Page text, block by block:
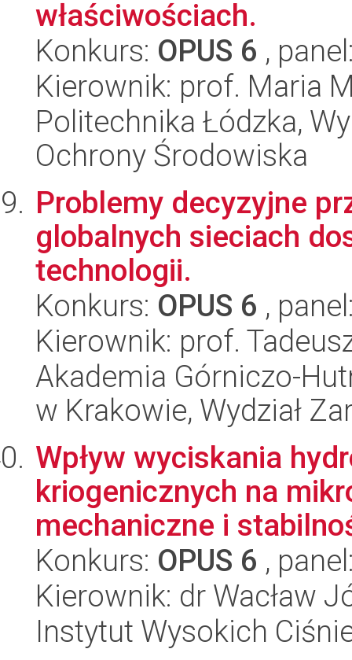
właściwościach.
Konkurs: OPUS 6 ,
Kierownik: prof. Maria
Politechnika Łódzka,
Ochrony Środowiska
Problemy decyzyjne
globalnych sieciach
technologii.
Konkurs: OPUS 6 ,
Kierownik: prof.
Akademia Górniczo-
w Krakowie, Wydział
Wpływ wyciskania
kriogenicznych na
mechaniczne i
Konkurs: OPUS 6 ,
Kierownik: dr Wacław
Instytut Wysokich